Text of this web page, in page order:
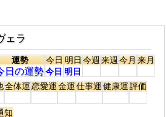
ェラ
運勢
日の運勢
今日
今日
明日
明日
今週来週今月来月
全体運恋愛運金運仕事運健康運評価
知